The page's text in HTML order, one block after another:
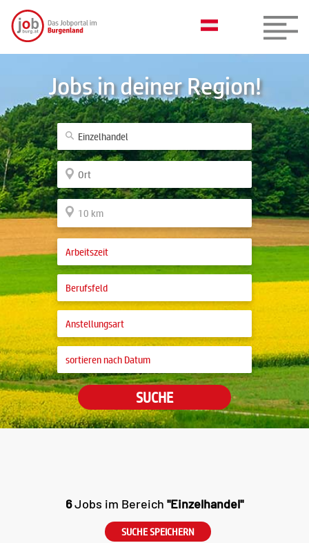
Jobs in deiner Region!
SUCHE
6Jobs im Bereich "Einzelhandel"
SUCHE SPEICHERN